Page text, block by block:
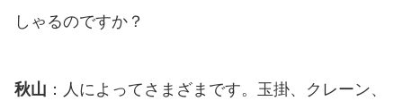
しゃるのですか？
秋山 ：人によってさまざまです。玉掛、クレーン、